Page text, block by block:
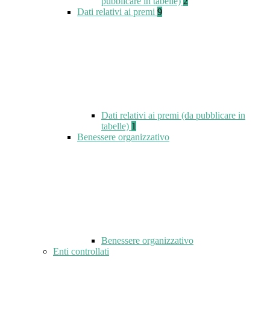
Dati relativi ai premi 9
Dati relativi ai premi (da pubblicare in
tabelle) 1
Benessere organizzativo
Benessere organizzativo
Enti controllati